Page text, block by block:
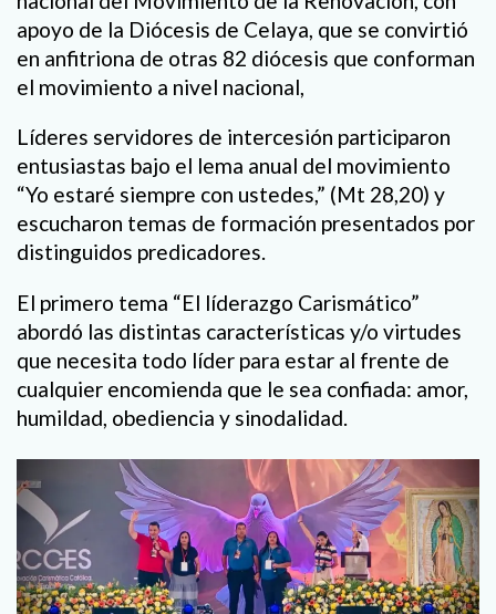
apoyo de la Diócesis de Celaya, que se convirtió
en anfitriona de otras 82 diócesis que conforman
el movimiento a nivel nacional,
Líderes servidores de intercesión participaron
entusiastas bajo el lema anual del movimiento
“Yo estaré siempre con ustedes,” (Mt 28,20) y
escucharon temas de formación presentados por
distinguidos predicadores.
El primero tema “El líderazgo Carismático”
abordó las distintas características y/o virtudes
que necesita todo líder para estar al frente de
cualquier encomienda que le sea confiada: amor,
humildad, obediencia y sinodalidad.